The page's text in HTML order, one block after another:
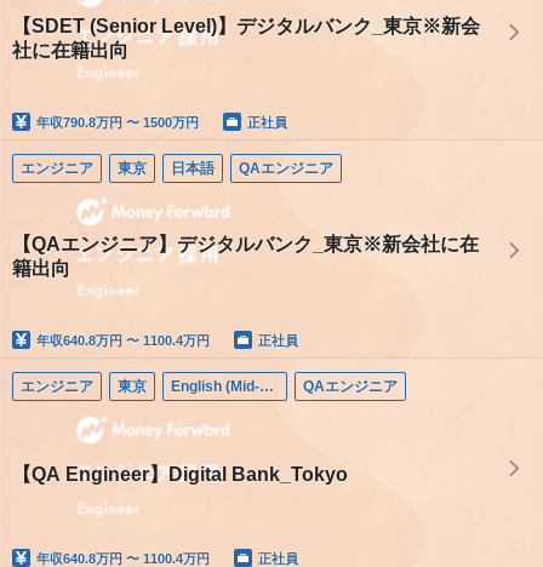
【SDET (Senior Level)】デジタルバンク_東京※新会
社に在籍出向
年収790.8万円 〜 1500万円 正社員
エンジニア 東京 日本語 QAエンジニア
【QAエンジニア】デジタルバンク_東京※新会社に在
籍出向
年収640.8万円 〜 1100.4万円 正社員
エンジニア 東京 English (Mid-career) QAエンジニア
【QA Engineer】Digital Bank_Tokyo
年収640.8万円 〜 1100.4万円 正社員